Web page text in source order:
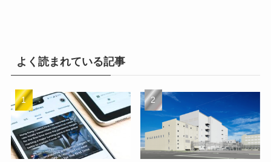
よく読まれている記事